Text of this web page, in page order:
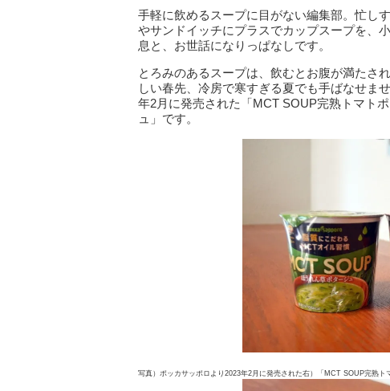
手軽に飲めるスープに目がない編集部。忙し
やサンドイッチにプラスでカップスープを、
息と、お世話になりっぱなしです。
とろみのあるスープは、飲むとお腹が満たさ
しい春先、冷房で寒すぎる夏でも手ばなせま
年2月に発売された「MCT SOUP完熟トマト
ュ」です。
写真）ポッカサッポロより2023年2月に発売された右）「MCT SOUP完熟